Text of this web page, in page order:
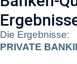
Die Ergebnisse:
PRIVATE